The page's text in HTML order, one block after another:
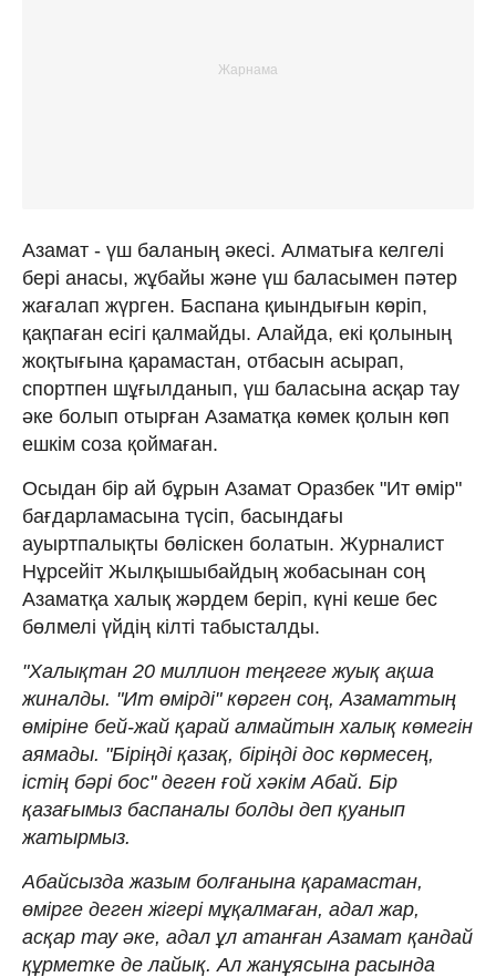
Азамат - үш баланың әкесі. Алматыға келгелі
бері анасы, жұбайы және үш баласымен пәтер
жағалап жүрген. Баспана қиындығын көріп,
қақпаған есігі қалмайды. Алайда, екі қолының
жоқтығына қарамастан, отбасын асырап,
спортпен шұғылданып, үш баласына асқар тау
әке болып отырған Азаматқа көмек қолын көп
ешкім соза қоймаған.
Осыдан бір ай бұрын Азамат Оразбек "Ит өмір"
бағдарламасына түсіп, басындағы
ауыртпалықты бөліскен болатын. Журналист
Нұрсейіт Жылқышыбайдың жобасынан соң
Азаматқа халық жәрдем беріп, күні кеше бес
бөлмелі үйдің кілті табысталды.
"Халықтан 20 миллион теңгеге жуық ақша
жиналды. "Ит өмірді" көрген соң, Азаматтың
өміріне бей-жай қарай алмайтын халық көмегін
аямады. "Біріңді қазақ, біріңді дос көрмесең,
істің бәрі бос" деген ғой хәкім Абай. Бір
қазағымыз баспаналы болды деп қуанып
жатырмыз.
Абайсызда жазым болғанына қарамастан,
өмірге деген жігері мұқалмаған, адал жар,
асқар тау әке, адал ұл атанған Азамат қандай
құрметке де лайық. Ал жанұясына расында